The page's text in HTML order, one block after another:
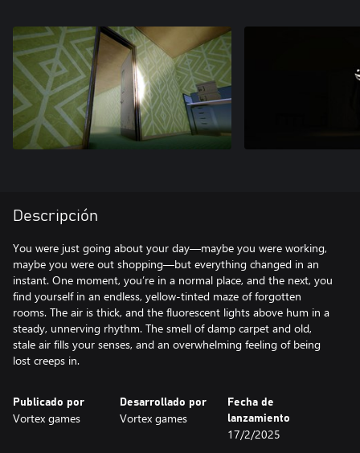
Descripción
You were just going about your day—maybe you were working,
maybe you were out shopping—but everything changed in an
instant. One moment, you’re in a normal place, and the next, you
find yourself in an endless, yellow-tinted maze of forgotten
rooms. The air is thick, and the fluorescent lights above hum in a
steady, unnerving rhythm. The smell of damp carpet and old,
stale air fills your senses, and an overwhelming feeling of being
lost creeps in.
Publicado por
Vortex games
Desarrollado por
Vortex games
Fecha de
lanzamiento
17/2/2025